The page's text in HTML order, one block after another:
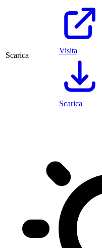
Scarica
Visita
Scarica